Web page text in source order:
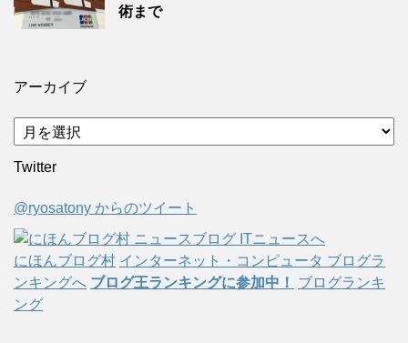
術まで
アーカイブ
ア
ー
カ
ブ
Twitter
@ryosatony からのツイート
にほんブログ村 インターネット・コンピュータ ブログラ
ンキングへ ブログ王ランキングに参加中！
ブログランキ
ング